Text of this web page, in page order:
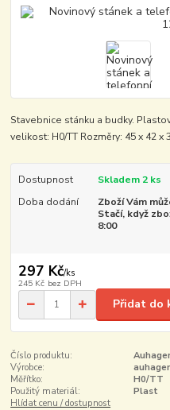
Stavebnice stánku a budky.
velikost: H0/TT Rozměry: 45 x 42 x
Dostupnost
Skladem 2 ks
Doba dodání
Zboží Vám
Stačí, když
8:00
297 Kč/ks
245 Kč bez DPH
Přidat do
Číslo produktu:
Výrobce:
Měřítko:
H0/TT
Použitý materiál:
Plast
Hlídat cenu / dostupnost